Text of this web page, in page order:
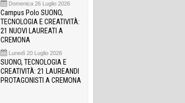
Domenica 26 Luglio 2026
Campus Polo SUONO,
TECNOLOGIA E CREATIVITÀ:
21 NUOVI LAUREATI A
CREMONA
Lunedì 20 Luglio 2026
SUONO, TECNOLOGIA E
CREATIVITÀ: 21 LAUREANDI
PROTAGONISTI A CREMONA